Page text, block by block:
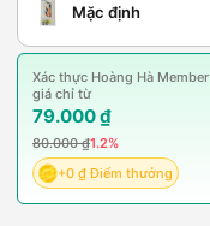
Mặc định
Xác thực Hoàng Hà Member
giá chỉ từ
79.000 ₫
80.000 ₫1.2%
+0 ₫ Điểm thưởng